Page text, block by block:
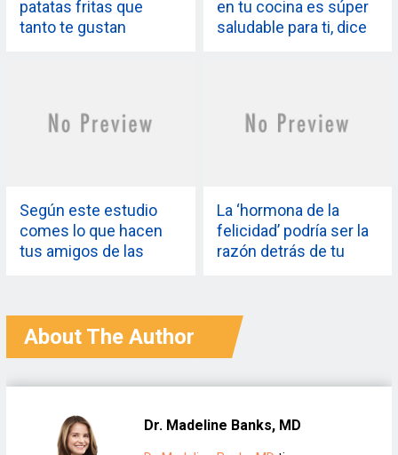
patatas fritas que
tanto te gustan
este estudio
en tu cocina es súper
saludable para ti, dice
Según este estudio
comes lo que hacen
tus amigos de las
La ‘hormona de la
felicidad’ podría ser la
razón detrás de tu
About The Author
Dr. Madeline Banks, MD